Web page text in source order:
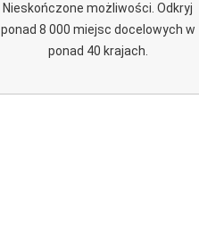
Nieskończone możliwości. Odkryj
ponad 8 000 miejsc docelowych w
ponad 40 krajach.